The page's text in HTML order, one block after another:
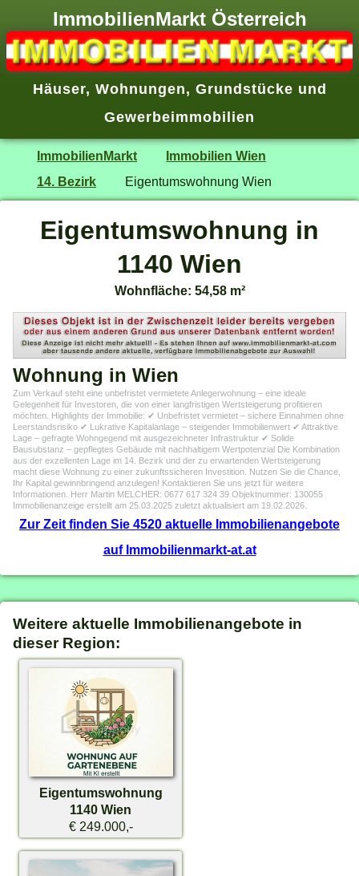
ImmobilienMarkt Österreich
Häuser, Wohnungen, Grundstücke und
Gewerbeimmobilien
ImmobilienMarkt
Immobilien Wien
14. Bezirk
Eigentumswohnung Wien
Eigentumswohnung in
1140 Wien
Wohnfläche: 54,58 m²
Wohnung in Wien
Zum Verkauf steht eine unbefristet vermietete Anlegerwohnung – eine ideale
Gelegenheit für Investoren, die von einer langfristigen Wertsteigerung profitieren
möchten. Highlights der Immobilie: ✔ Unbefristet vermietet – sichere Einnahmen ohne
Leerstandsrisiko ✔ Lukrative Kapitalanlage – steigender Immobilienwert ✔ Attraktive
Lage – gefragte Wohngegend mit ausgezeichneter Infrastruktur ✔ Solide
Bausubstanz – gepflegtes Gebäude mit nachhaltigem Wertpotenzial Die Kombination
aus der exzellenten Lage im 14. Bezirk und der zu erwartenden Wertsteigerung
macht diese Wohnung zu einer zukunftssicheren Investition. Nutzen Sie die Chance,
Ihr Kapital gewinnbringend anzulegen! Kontaktieren Sie uns jetzt für weitere
Informationen. Herr Martin MELCHER: 0677 617 324 39 Objektnummer: 130055
Immobilienanzeige erstellt am 25.03.2025 zuletzt aktualisiert am 19.02.2026.
Zur Zeit finden Sie 4520 aktuelle Immobilienangebote
auf Immobilienmarkt-at.at
Weitere aktuelle Immobilienangebote in
dieser Region:
Eigentumswohnung
1140 Wien
€ 249.000,-